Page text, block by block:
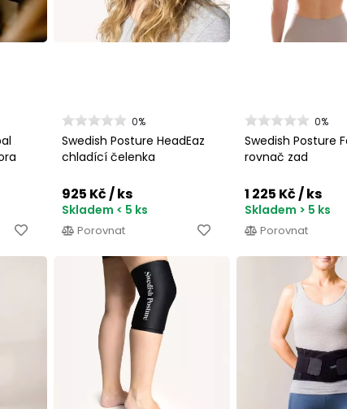
0%
Swedish Posture HeadEaz
chladící čelenka
925 Kč/ ks
Skladem < 5 ks
Porovnat
0%
Swedish Posture
rovnač zad
1 225 Kč/ ks
Skladem > 5 ks
Porovnat